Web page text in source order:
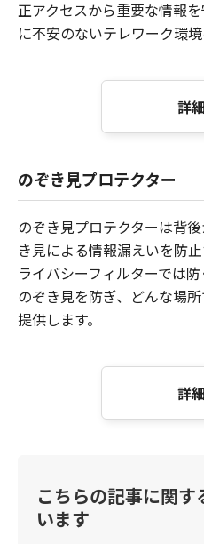
正アクセスから重要な情報
に不安のないテレワーク環境
詳
のぞき見プロテクター
のぞき見プロテクターは背
き見による情報漏えいを防
ライバシーフィルターでは
のぞき見を防ぎ、どんな場
提供します。
詳
こちらの記事に関
います